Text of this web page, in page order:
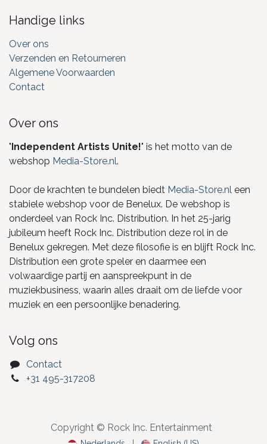
Handige links
Over ons
Verzenden en Retourneren
Algemene Voorwaarden
Contact
Over ons
"Independent Artists Unite!" is het motto van de
webshop Media-Store.nl.
Door de krachten te bundelen biedt Media-Store.nl een
stabiele webshop voor de Benelux. De webshop is
onderdeel van Rock Inc. Distribution. In het 25-jarig
jubileum heeft Rock Inc. Distribution deze rol in de
Benelux gekregen. Met deze filosofie is en blijft Rock Inc.
Distribution een grote speler en daarmee een
volwaardige partij en aanspreekpunt in de
muziekbusiness, waarin alles draait om de liefde voor
muziek en een persoonlijke benadering.
Volg ons
Contact
+31 495-317208
Copyright © Rock Inc. Entertainment